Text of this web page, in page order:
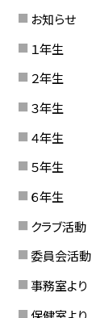
お知らせ
１年生
２年生
３年生
４年生
５年生
６年生
クラブ活動
委員会活動
事務室より
保健室より